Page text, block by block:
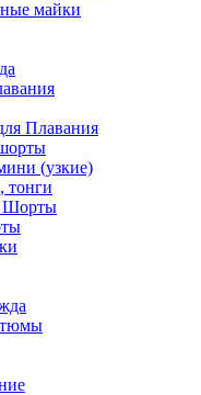
майки
Плавания
(узкие)
тонги
Шорты